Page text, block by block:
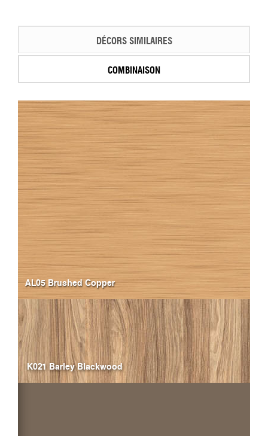
DÉCORS SIMILAIRES
COMBINAISON
AL05 Brushed Copper
K021 Barley Blackwood